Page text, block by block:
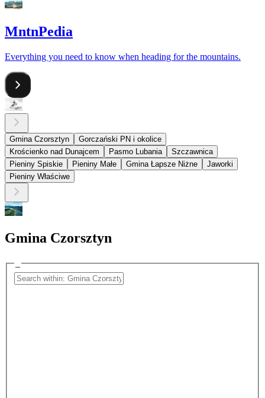
MntnPedia
Everything you need to know when heading for the mountains.
Gmina Czorsztyn
Gorczański PN i okolice
Krościenko nad Dunajcem
Pasmo Lubania
Szczawnica
Pieniny Spiskie
Pieniny Małe Gmina Łapsze Niżne
Jaworki
Pieniny Właściwe
Gmina Czorsztyn